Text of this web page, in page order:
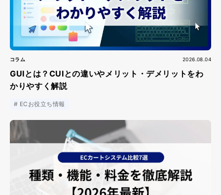
コラム 2026.08.04
GUIとは？CUIとの違いやメリット・デメリットをわ
かりやすく解説
ECお役立ち情報